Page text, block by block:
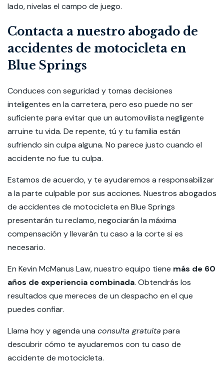
lado, nivelas el campo de juego.
Contacta a nuestro abogado de
accidentes de motocicleta en
Blue Springs
Conduces con seguridad y tomas decisiones
inteligentes en la carretera, pero eso puede no ser
suficiente para evitar que un automovilista negligente
arruine tu vida. De repente, tú y tu familia están
sufriendo sin culpa alguna. No parece justo cuando el
accidente no fue tu culpa.
Estamos de acuerdo, y te ayudaremos a responsabilizar
a la parte culpable por sus acciones. Nuestros abogados
de accidentes de motocicleta en Blue Springs
presentarán tu reclamo, negociarán la máxima
compensación y llevarán tu caso a la corte si es
necesario.
En Kevin McManus Law, nuestro equipo tiene más de 60
años de experiencia combinada. Obtendrás los
resultados que mereces de un despacho en el que
puedes confiar.
Llama hoy y agenda una consulta gratuita para
descubrir cómo te ayudaremos con tu caso de
accidente de motocicleta.